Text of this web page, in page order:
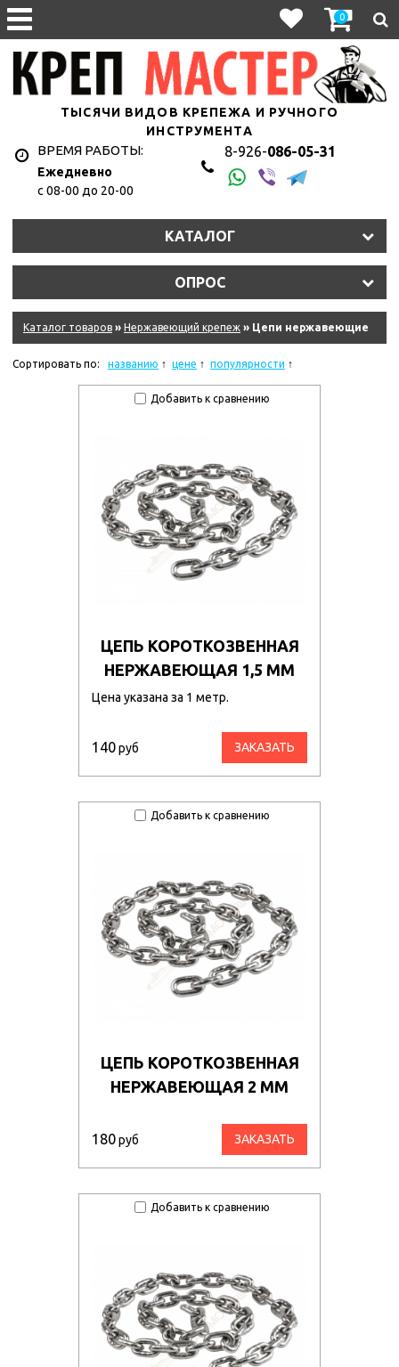
0
ТЫСЯЧИ ВИДОВ КРЕПЕЖА И РУЧНОГО
ИНСТРУМЕНТА
ВРЕМЯ РАБОТЫ:
Ежедневно
с 08-00 до 20-00
8-926-086-05-31
КАТАЛОГ
ОПРОС
Каталог товаров » Нержавеющий крепеж » Цепи нержавеющие
Сортировать по: названию цене популярности
Добавить к сравнению
ЦЕПЬ КОРОТКОЗВЕННАЯ
НЕРЖАВЕЮЩАЯ 1,5 ММ
Цена указана за 1 метр.
140руб ЗАКАЗАТЬ
Добавить к сравнению
ЦЕПЬ КОРОТКОЗВЕННАЯ
НЕРЖАВЕЮЩАЯ 2 ММ
180руб ЗАКАЗАТЬ
Добавить к сравнению